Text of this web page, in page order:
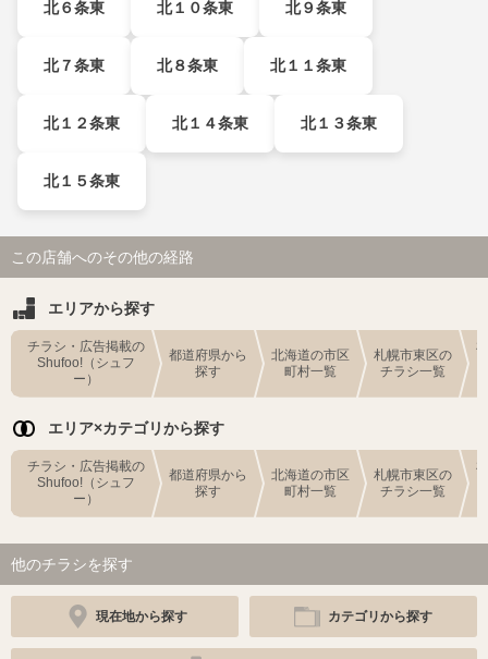
北６条東 北１０条東 北９条東
北７条東 北８条東 北１１条東
北１２条東 北１４条東 北１３条東
北１５条東
この店舗へのその他の経路
エリアから探す
チラシ・広告掲載の
Shufoo!（シュフ
ー）
都道府県から
探す
北海道の市区
町村一覧
札幌市東区の
チラシ一覧
エリア×カテゴリから探す
チラシ・広告掲載の
Shufoo!（シュフ
ー）
都道府県から
探す
北海道の市区
町村一覧
札幌市東区の
チラシ一覧
他のチラシを探す
現在地から探す カテゴリから探す